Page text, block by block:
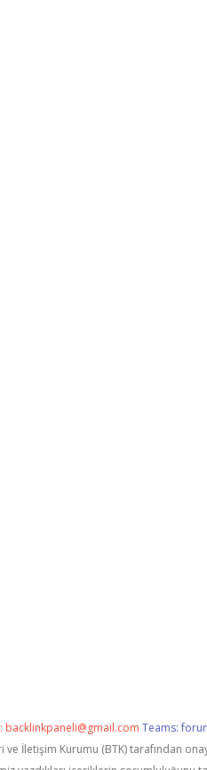
backlinkpaneli@gmail.com Teams:
ve İletişim Kurumu (BTK) tarafından